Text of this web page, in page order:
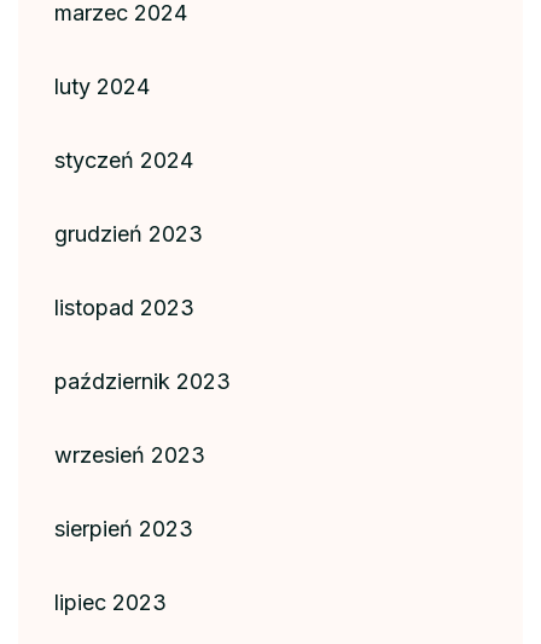
marzec 2024
luty 2024
styczeń 2024
grudzień 2023
listopad 2023
październik 2023
wrzesień 2023
sierpień 2023
lipiec 2023